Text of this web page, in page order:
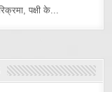
पक्षी के...